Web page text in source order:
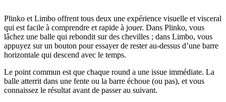
Plinko et Limbo offrent tous deux une expérience visuelle et visceral
qui est facile à comprendre et rapide à jouer. Dans Plinko, vous
lâchez une balle qui rebondit sur des chevilles ; dans Limbo, vous
appuyez sur un bouton pour essayer de rester au-dessus d’une barre
horizontale qui descend avec le temps.
Le point commun est que chaque round a une issue immédiate. La
balle atterrit dans une fente ou la barre échoue (ou pas), et vous
connaissez le résultat avant de passer au suivant.